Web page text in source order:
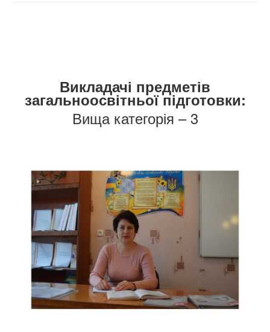
Викладачі предметів
загальноосвітньої підготовки:
Вища категорія – 3